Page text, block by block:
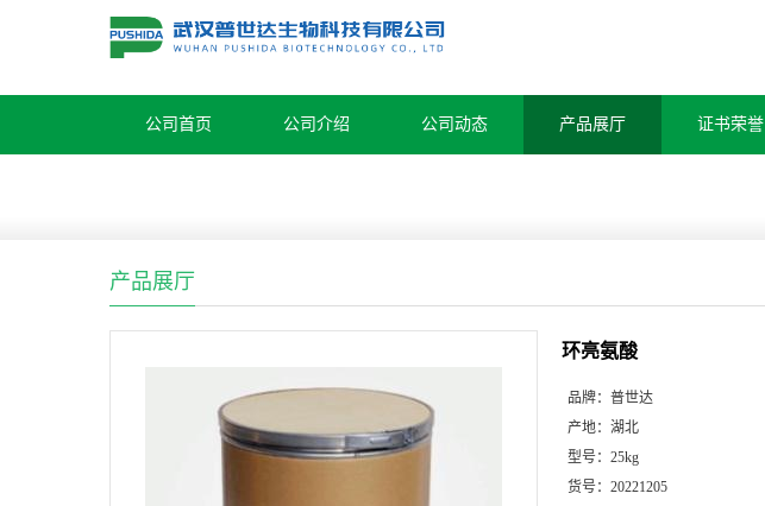
公司首页 公司介绍 公司动态 产品展厅 证书荣誉
产品展厅
环亮氨酸
品牌： 普世达
产地： 湖北
型号： 25kg
货号： 20221205